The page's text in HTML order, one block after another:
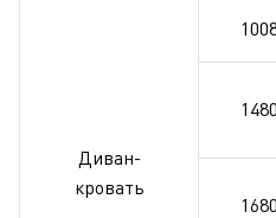
Диван-
кровать
1480
1680